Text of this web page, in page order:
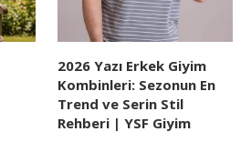
2026 Yazı Erkek Giyim
Kombinleri: Sezonun En
Trend ve Serin Stil
Rehberi | YSF Giyim